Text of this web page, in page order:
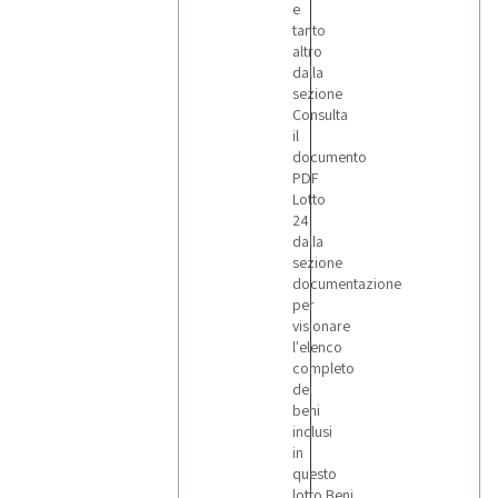
e
tanto
altro
dalla
sezione
Consulta
il
documento
PDF
Lotto
24
dalla
sezione
documentazione
per
visionare
l'elenco
completo
dei
beni
inclusi
in
questo